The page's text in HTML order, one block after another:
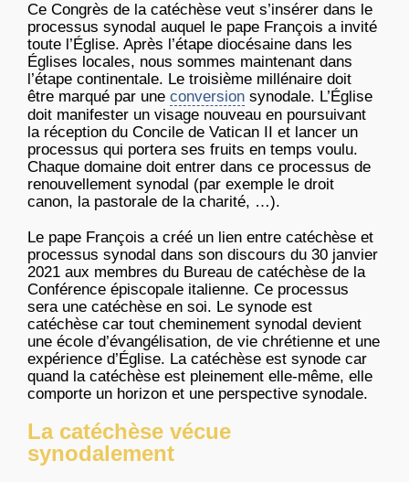
Ce Congrès de la catéchèse veut s’insérer dans le
processus synodal auquel le pape François a invité
toute l’Église. Après l’étape diocésaine dans les
Églises locales, nous sommes maintenant dans
l’étape continentale. Le troisième millénaire doit
être marqué par une conversion synodale. L’Église
doit manifester un visage nouveau en poursuivant
la réception du Concile de Vatican II et lancer un
processus qui portera ses fruits en temps voulu.
Chaque domaine doit entrer dans ce processus de
renouvellement synodal (par exemple le droit
canon, la pastorale de la charité, …).
Le pape François a créé un lien entre catéchèse et
processus synodal dans son discours du 30 janvier
2021 aux membres du Bureau de catéchèse de la
Conférence épiscopale italienne. Ce processus
sera une catéchèse en soi. Le synode est
catéchèse car tout cheminement synodal devient
une école d’évangélisation, de vie chrétienne et une
expérience d’Église. La catéchèse est synode car
quand la catéchèse est pleinement elle-même, elle
comporte un horizon et une perspective synodale.
La catéchèse vécue
synodalement